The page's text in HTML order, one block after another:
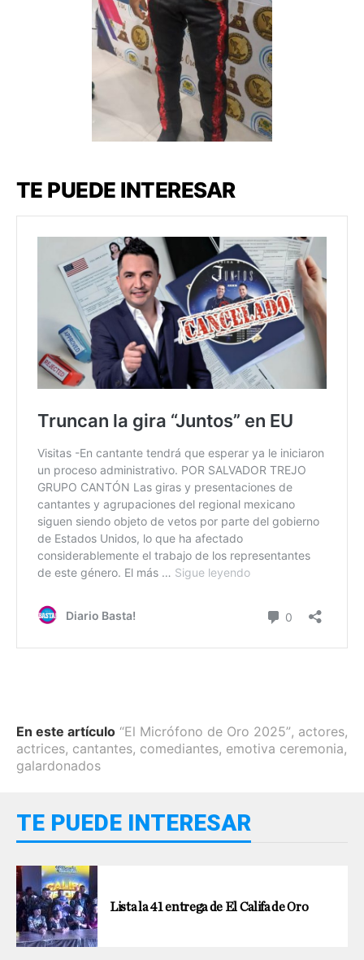
TE PUEDE INTERESAR
En este artículo “El Micrófono de Oro 2025”, actores,
actrices, cantantes, comediantes, emotiva ceremonia,
galardonados
TE PUEDE INTERESAR
Lista la 41 entrega de El Califa de Oro